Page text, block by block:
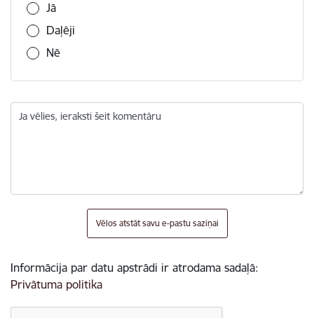
Jā
Daļēji
Nē
Ja vēlies, ieraksti šeit komentāru
Vēlos atstāt savu e-pastu saziņai
Informācija par datu apstrādi ir atrodama sadaļā:
Privātuma politika